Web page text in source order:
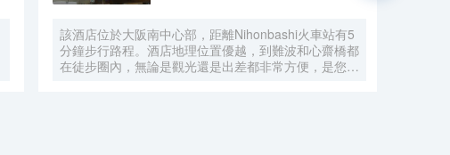
該酒店位於大阪南中心部，距離Nihonbashi火車站有5
分鐘步行路程。酒店地理位置優越，到難波和心齋橋都
在徒步圈內，無論是觀光還是出差都非常方便，是您來